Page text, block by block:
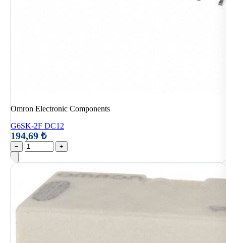
Omron Electronic Components
G6SK-2F DC12
194,69 ₺
− +